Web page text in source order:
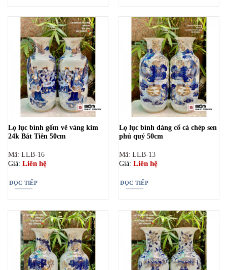
Lọ lục bình gốm vẽ vàng kim
24k Bát Tiên 50cm
Mã: LLB-16
Giá: Liên hệ
ĐỌC TIẾP
Lọ lục bình dáng cổ cá chép sen
phú quý 50cm
Mã: LLB-13
Giá: Liên hệ
ĐỌC TIẾP